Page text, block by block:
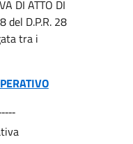
DI ATTO DI
del D.P.R. 28
tra i